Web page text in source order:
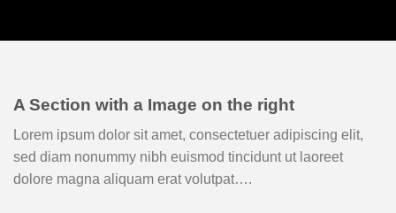
A Section with a Image on the right
Lorem ipsum dolor sit amet, consectetuer adipiscing elit,
sed diam nonummy nibh euismod tincidunt ut laoreet
dolore magna aliquam erat volutpat….